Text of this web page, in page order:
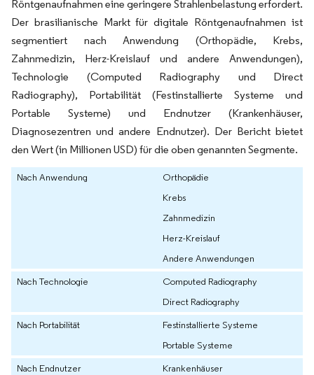
Röntgenaufnahmen eine geringere Strahlenbelastung erfordert.
Der brasilianische Markt für digitale Röntgenaufnahmen ist
segmentiert nach Anwendung (Orthopädie, Krebs,
Zahnmedizin, Herz-Kreislauf und andere Anwendungen),
Technologie (Computed Radiography und Direct
Radiography), Portabilität (Festinstallierte Systeme und
Portable Systeme) und Endnutzer (Krankenhäuser,
Diagnosezentren und andere Endnutzer). Der Bericht bietet
den Wert (in Millionen USD) für die oben genannten Segmente.
Nach Anwendung
Orthopädie
Krebs
Zahnmedizin
Herz-Kreislauf
Andere Anwendungen
Nach Technologie
Computed Radiography
Direct Radiography
Nach Portabilität
Festinstallierte Systeme
Portable Systeme
Nach Endnutzer
Krankenhäuser